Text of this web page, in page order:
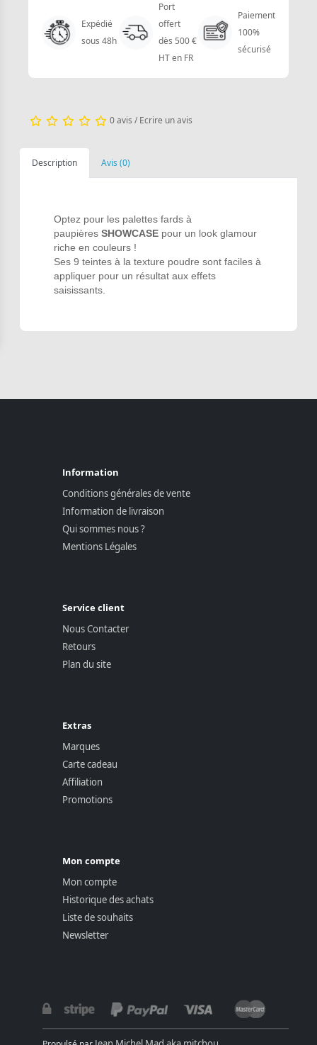
Expédié
sous 48h
Port
offert
dès 500 €
HT en FR
Paiement
100%
sécurisé
0 avis / Ecrire un avis
Description Avis (0)
Optez pour les palettes fards à
paupières SHOWCASE pour un look glamour
riche en couleurs !
Ses 9 teintes à la texture poudre sont faciles à
appliquer pour un résultat aux effets
saisissants.
Information
Conditions générales de vente
Information de livraison
Qui sommes nous ?
Mentions Légales
Service client
Nous Contacter
Retours
Plan du site
Extras
Marques
Carte cadeau
Affiliation
Promotions
Mon compte
Mon compte
Historique des achats
Liste de souhaits
Newsletter